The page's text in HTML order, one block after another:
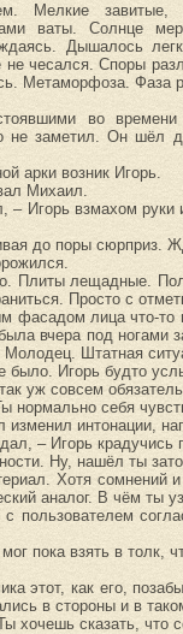
Мелкие завитые,
ваты. Солнце
Дышалось
чесался. Споры
Метаморфоза. Фаза
во
не заметил. Он шёл
арки возник Игорь.
Михаил.
– Игорь взмахом
до поры сюрприз.
Плиты лещадные.
Просто с
фасадом лица что-
вчера под ногами
Молодец. Штатная
было. Игорь будто
уж совсем
нормально себя
изменил интонации,
– Игорь крадучись
Ну, нашёл ты
Хотя сомнений
аналог. В чём ты
пользователем
пока взять в толк,
этот, как его,
в стороны и в
хочешь сказать, что